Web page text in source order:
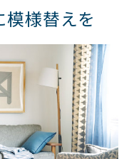
模様替えを